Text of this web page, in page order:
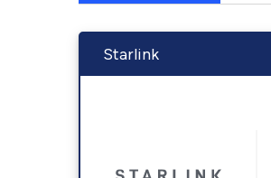
Starlink